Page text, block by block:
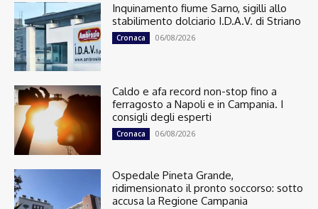
Inquinamento fiume Sarno, sigilli allo
stabilimento dolciario I.D.A.V. di Striano
Cronaca 06/08/2026
Caldo e afa record non-stop fino a
ferragosto a Napoli e in Campania. I
consigli degli esperti
Cronaca 06/08/2026
Ospedale Pineta Grande,
ridimensionato il pronto soccorso: sotto
accusa la Regione Campania